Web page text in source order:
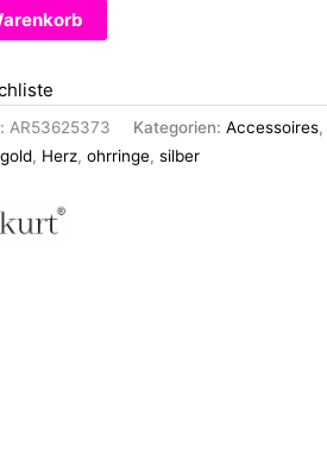
AR53625373 Kategorien: Accessoires,
gold, Herz, ohrringe, silber